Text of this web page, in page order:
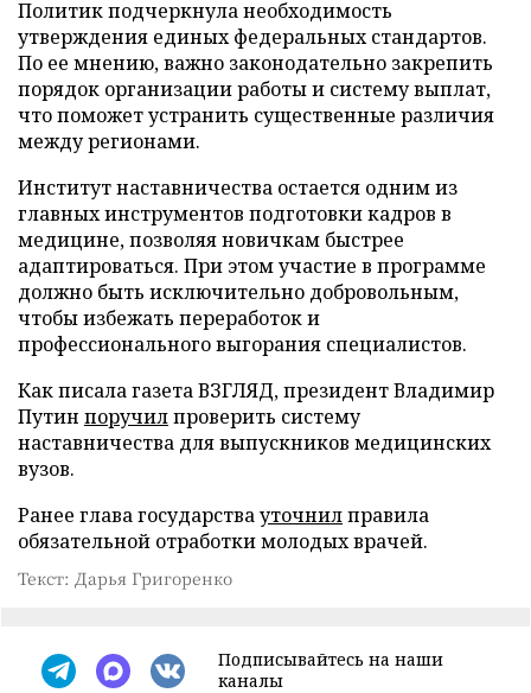
Политик подчеркнула необходимость
утверждения единых федеральных стандартов.
По ее мнению, важно законодательно закрепить
порядок организации работы и систему выплат,
что поможет устранить существенные различия
между регионами.
Институт наставничества остается одним из
главных инструментов подготовки кадров в
медицине, позволяя новичкам быстрее
адаптироваться. При этом участие в программе
должно быть исключительно добровольным,
чтобы избежать переработок и
профессионального выгорания специалистов.
Как писала газета ВЗГЛЯД, президент Владимир
Путин поручилпроверить систему
наставничества для выпускников медицинских
вузов.
Ранее глава государствауточнилправила
обязательной отработки молодых врачей.
Текст: Дарья Григоренко
Подписывайтесь на наши
каналы